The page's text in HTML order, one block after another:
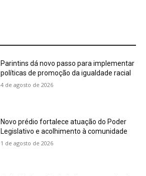
Parintins dá novo passo para implementar
políticas de promoção da igualdade racial
4 de agosto de 2026
Novo prédio fortalece atuação do Poder
Legislativo e acolhimento à comunidade
1 de agosto de 2026